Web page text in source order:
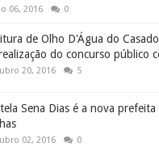
06, 2016 0
de Olho D'Água do
do concurso público
20, 2016 5
Sena Dias é a nova prefeita
02, 2016 0